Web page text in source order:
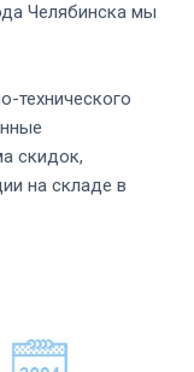
Челябинска мы
технического
скидок,
на складе в